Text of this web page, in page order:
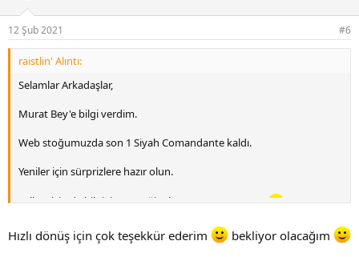
:
12 Şub 2021 #6
raistlin' Alıntı:
Selamlar Arkadaşlar,
Murat Bey'e bilgi verdim.
Web stoğumuzda son 1 Siyah Comandante kaldı.
Yeniler için sürprizlere hazır olun.
Fellow için de bilgiyi geçeceğim bugün yarın.@TO29
Hızlı dönüş için çok teşekkür ederim bekliyor olacağım